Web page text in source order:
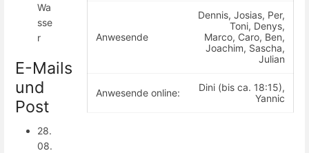
Anwesende
Dennis, Josias, Per,
Toni, Denys,
Marco, Caro, Ben,
Joachim, Sascha,
Julian
Anwesende online:
Dini (bis ca. 18:15),
Yannic
Wa
sse
r
E-Mails
und
Post
28.
08.